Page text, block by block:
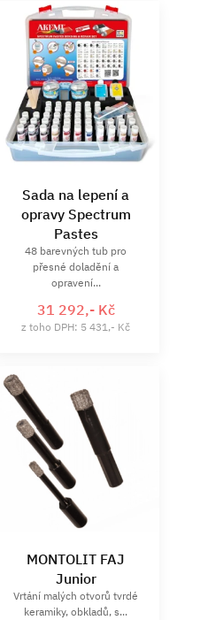
Sada na lepení a
opravy Spectrum
Pastes
48 barevných tub pro
přesné doladění a
opravení...
31 292,- Kč
z toho DPH: 5 431,- Kč
MONTOLIT FAJ
Junior
Vrtání malých otvorů tvrdé
keramiky, obkladů, s...